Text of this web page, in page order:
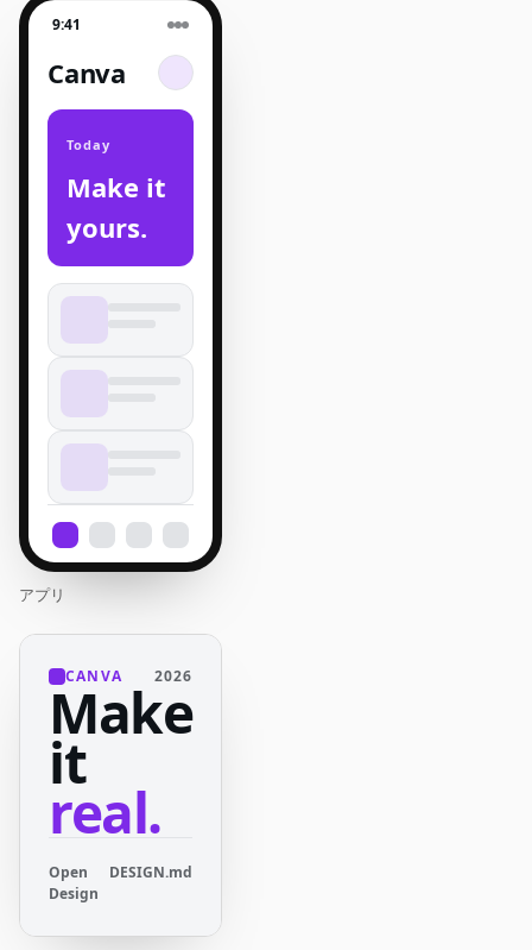
9:41
Canva
Today
Make it
yours.
アプリ
CANVA 2026
Make
it
real.
Open
Design
DESIGN.md